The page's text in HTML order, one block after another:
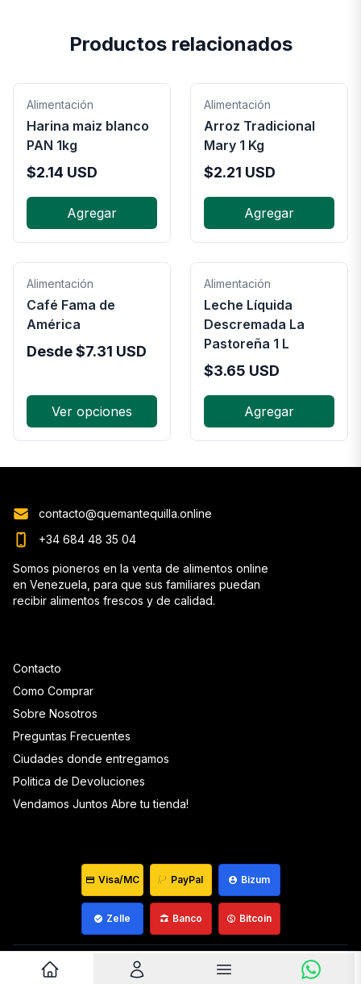
Productos relacionados
Alimentación
Harina maiz blanco
PAN 1kg
$2.14 USD
Agregar
Alimentación
Arroz Tradicional
Mary 1 Kg
$2.21 USD
Agregar
Alimentación
Café Fama de
América
Desde$7.31 USD
Ver opciones
Alimentación
Leche Líquida
Descremada La
Pastoreña 1 L
$3.65 USD
Agregar
Contacto
Como Comprar
Sobre Nosotros
Preguntas Frecuentes
Ciudades donde entregamos
Politica de Devoluciones
Vendamos Juntos Abre tu tienda!
contacto@quemantequilla.online
+34 684 48 35 04
Somos pioneros en la venta de alimentos online
en Venezuela, para que sus familiares puedan
recibir alimentos frescos y de calidad.
Visa/MC PayPal Bizum
Zelle Banco Bitcoin
Venezuela © Que Mantequilla